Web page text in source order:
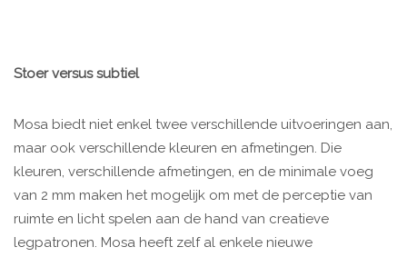
Stoer versus subtiel
Mosa biedt niet enkel twee verschillende uitvoeringen aan,
maar ook verschillende kleuren en afmetingen. Die
kleuren, verschillende afmetingen, en de minimale voeg
van 2 mm maken het mogelijk om met de perceptie van
ruimte en licht spelen aan de hand van creatieve
legpatronen. Mosa heeft zelf al enkele nieuwe